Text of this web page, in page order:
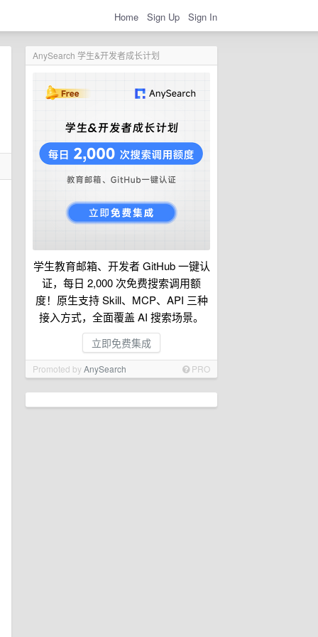
Home Sign Up Sign In
AnySearch 学生&开发者成长计划
学生教育邮箱、开发者 GitHub 一键认
证，每日 2,000 次免费搜索调用额
度！原生支持 Skill、MCP、API 三种
接入方式，全面覆盖 AI 搜索场景。
立即免费集成
Promoted byAnySearch PRO